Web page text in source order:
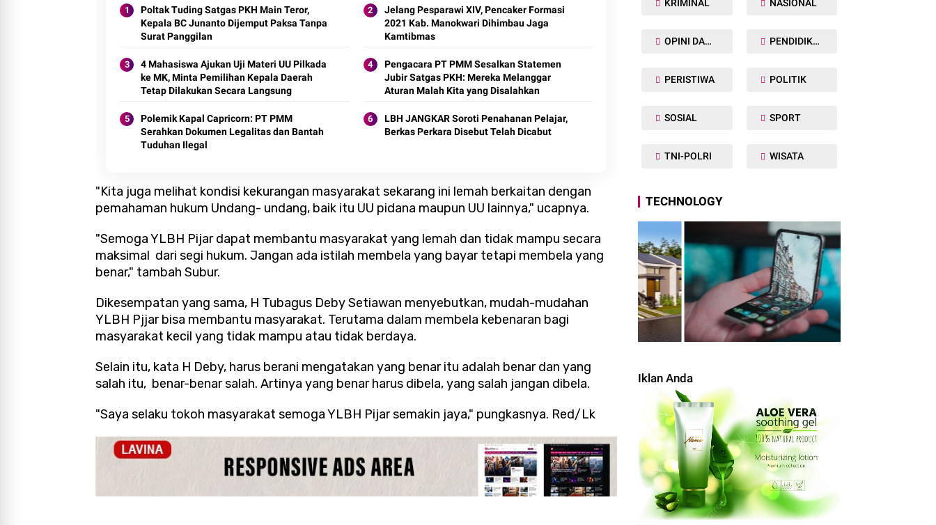
Poltak Tuding Satgas PKH Main Teror,
Kepala BC Junanto Dijemput Paksa Tanpa
Surat Panggilan
Jelang Pesparawi XIV, Pencaker Formasi
2021 Kab. Manokwari Dihimbau Jaga
Kamtibmas
4 Mahasiswa Ajukan Uji Materi UU Pilkada
ke MK, Minta Pemilihan Kepala Daerah
Tetap Dilakukan Secara Langsung
Pengacara PT PMM Sesalkan Statemen
Jubir Satgas PKH: Mereka Melanggar
Aturan Malah Kita yang Disalahkan
Polemik Kapal Capricorn: PT PMM
Serahkan Dokumen Legalitas dan Bantah
Tuduhan Ilegal
LBH JANGKAR Soroti Penahanan Pelajar,
Berkas Perkara Disebut Telah Dicabut
"Kita juga melihat kondisi kekurangan masyarakat sekarang ini lemah berkaitan dengan
pemahaman hukum Undang- undang, baik itu UU pidana maupun UU lainnya," ucapnya.
"Semoga YLBH Pijar dapat membantu masyarakat yang lemah dan tidak mampu secara
maksimal dari segi hukum. Jangan ada istilah membela yang bayar tetapi membela yang
benar," tambah Subur.
Dikesempatan yang sama, H Tubagus Deby Setiawan menyebutkan, mudah-mudahan
YLBH Pjjar bisa membantu masyarakat. Terutama dalam membela kebenaran bagi
masyarakat kecil yang tidak mampu atau tidak berdaya.
Selain itu, kata H Deby, harus berani mengatakan yang benar itu adalah benar dan yang
salah itu, benar-benar salah. Artinya yang benar harus dibela, yang salah jangan dibela.
"Saya selaku tokoh masyarakat semoga YLBH Pijar semakin jaya," pungkasnya. Red/Lk
KRIMINAL NASIONAL
OPINI DAN ARTIKEL PENDIDIKAN
PERISTIWA POLITIK
SOSIAL SPORT
TNI-POLRI WISATA
TECHNOLOGY
Iklan Anda